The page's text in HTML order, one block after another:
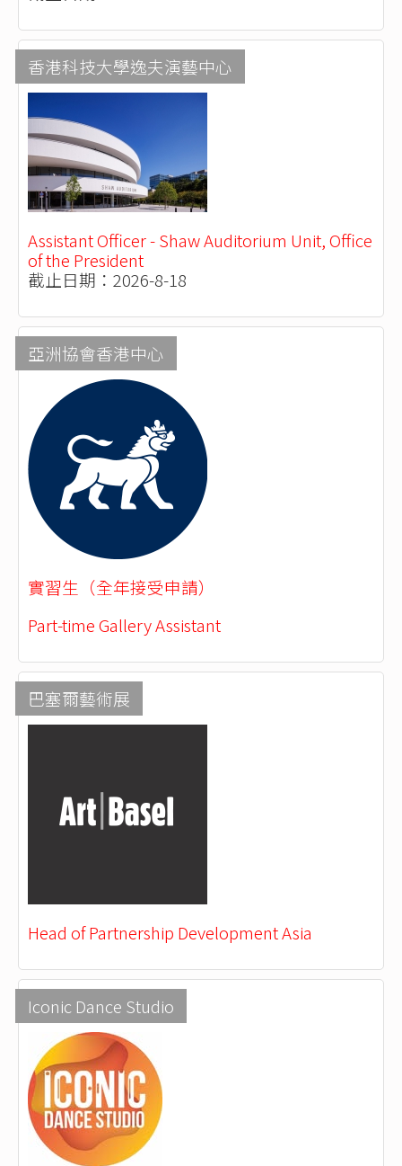
香港科技大學逸夫演藝中心
Assistant Officer - Shaw Auditorium Unit, Office
of the President
截止日期：2026-8-18
亞洲協會香港中心
實習生（全年接受申請）
Part-time Gallery Assistant
巴塞爾藝術展
Head of Partnership Development Asia
Iconic Dance Studio